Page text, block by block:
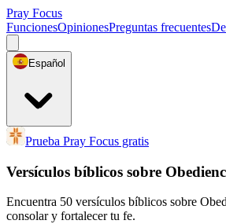
Pray Focus
FuncionesOpinionesPreguntas frecuentes
Español
Prueba Pray Focus gratis
Versículos bíblicos sobre
Encuentra 50 versículos bíblicos sobre
consolar y fortalecer tu fe.